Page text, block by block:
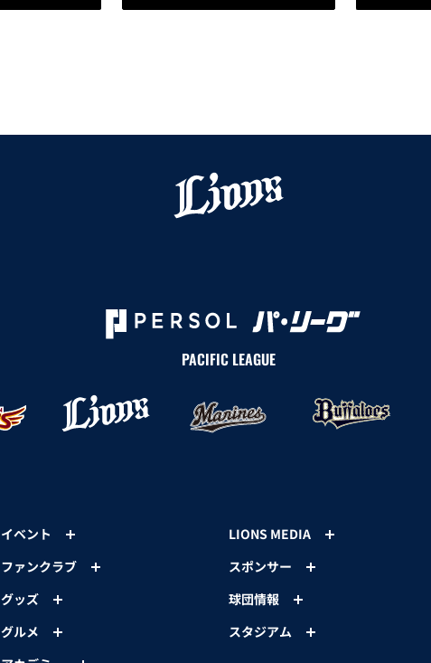
PACIFIC LEAGUE
イベント
ファンクラブ
グッズ
グルメ
LIONS MEDIA
スポンサー
球団情報
スタジアム